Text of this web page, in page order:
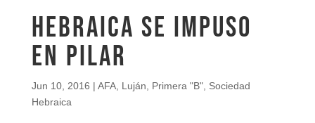
Hebraica se impuso
en Pilar
Jun 10, 2016 | AFA, Luján Primera "B", Sociedad
Hebraica